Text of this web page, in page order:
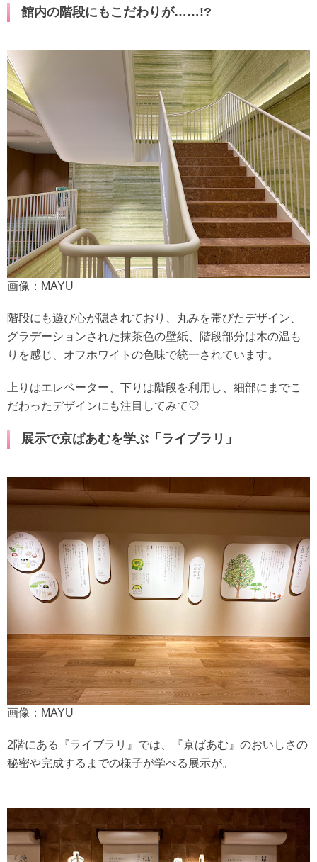
館内の階段にもこだわりが……!?
画像：MAYU
階段にも遊び心が隠されており、丸みを帯びたデザイン、
グラデーションされた抹茶色の壁紙、階段部分は木の温も
りを感じ、オフホワイトの色味で統一されています。
上りはエレベーター、下りは階段を利用し、細部にまでこ
だわったデザインにも注目してみて♡
展示で京ばあむを学ぶ「ライブラリ」
画像：MAYU
2階にある『ライブラリ』では、『京ばあむ』のおいしさの
秘密や完成するまでの様子が学べる展示が。